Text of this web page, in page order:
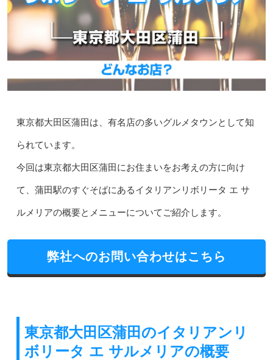
東京都大田区蒲田は、有名店の多いグルメタウンとして知
られています。
今回は東京都大田区蒲田にお住まいをお考えの方に向け
て、蒲田駅のすぐそばにあるイタリアンリボリータ エ サ
ルメリアの概要とメニューについてご紹介します。
弊社へのお問い合わせはこちら
東京都大田区蒲田のイタリアンリ
ボリータ エ サルメリアの概要